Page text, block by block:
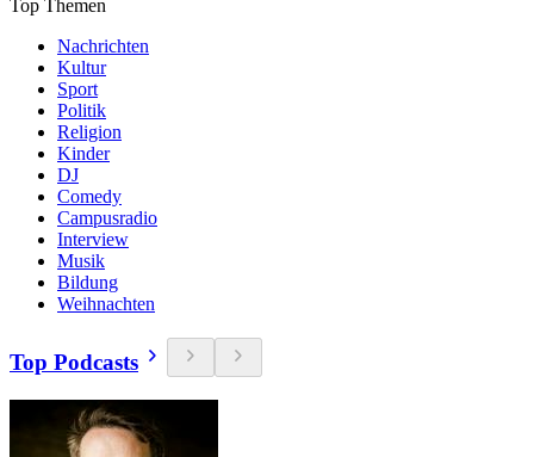
Top Themen
Nachrichten
Kultur
Sport
Politik
Religion
Kinder
DJ
Comedy
Campusradio
Interview
Musik
Bildung
Weihnachten
Top Podcasts